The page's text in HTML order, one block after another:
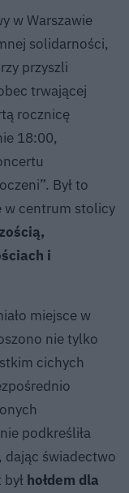
w Warszawie
solidarności,
przyszli
trwającej
rocznicę
18:00,
Był to
w centrum stolicy
i
miejsce w
nie tylko
cichych
podkreśliła
dając świadectwo
hołdem dla